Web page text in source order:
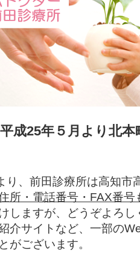
平成25年５月より北
、前田診療所は高知市
所・電話番号・FAX番号
ますが、どうぞよろし
サイトなど、一部の
がございます。